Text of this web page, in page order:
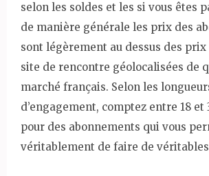
selon les soldes et les si vous êtes
de manière générale les prix des
sont légèrement au dessus des
site de rencontre géolocalisées de
marché français. Selon les
d’engagement, comptez entre 18 et
pour des abonnements qui vous
véritablement de faire de